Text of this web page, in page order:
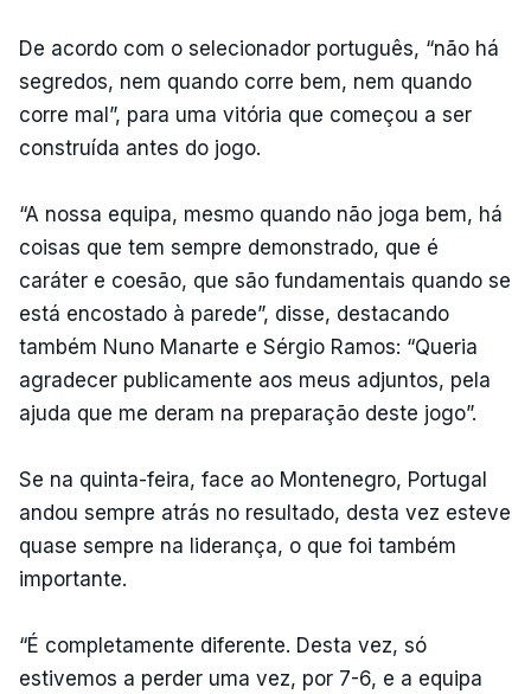
De acordo com o selecionador português, “não há
segredos, nem quando corre bem, nem quando
corre mal”, para uma vitória que começou a ser
construída antes do jogo.
“A nossa equipa, mesmo quando não joga bem, há
coisas que tem sempre demonstrado, que é
caráter e coesão, que são fundamentais quando se
está encostado à parede”, disse, destacando
também Nuno Manarte e Sérgio Ramos: “Queria
agradecer publicamente aos meus adjuntos, pela
ajuda que me deram na preparação deste jogo”.
Se na quinta-feira, face ao Montenegro, Portugal
andou sempre atrás no resultado, desta vez esteve
quase sempre na liderança, o que foi também
importante.
“É completamente diferente. Desta vez, só
estivemos a perder uma vez, por 7-6, e a equipa